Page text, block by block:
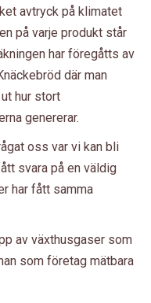
avtryck på klimatet
på varje produkt står
har föregåtts av
där man
hur stort
genererar.
oss var vi kan bli
svara på en väldig
har fått samma
av växthusgaser som
som företag mätbara